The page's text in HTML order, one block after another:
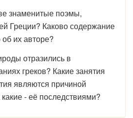
знаменитые поэмы,
Греции? Каково содержание
их авторе?
отразились в
греков? Какие занятия
являются причиной
- её последствиями?